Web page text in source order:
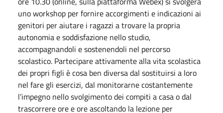
uno workshop per fornire accorgimenti e indicazioni ai
genitori per aiutare i ragazzi a trovare la propria
autonomia e soddisfazione nello studio,
accompagnandoli e sostenendoli nel percorso
scolastico. Partecipare attivamente alla vita scolastica
dei propri figli è cosa ben diversa dal sostituirsi a loro
nel fare gli esercizi, dal monitorarne costantemente
l’impegno nello svolgimento dei compiti a casa o dal
trascorrere ore e ore ascoltando la lezione per